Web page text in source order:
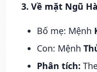
3. Về mặt Ngũ
Bố mẹ: Mệnh
Con: Mệnh
Phân tích: